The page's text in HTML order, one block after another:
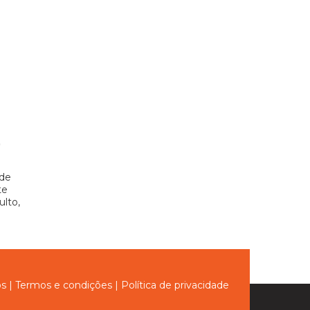
| Termos e condições | Política de privacidade